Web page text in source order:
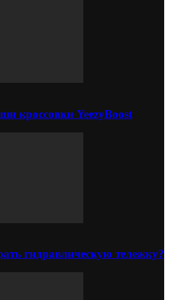
кроссовки YeezyBoost
гидравлическую тележку?